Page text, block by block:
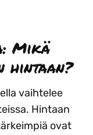
Mikä
hintaan?
vaihtelee
Hintaan
ovat